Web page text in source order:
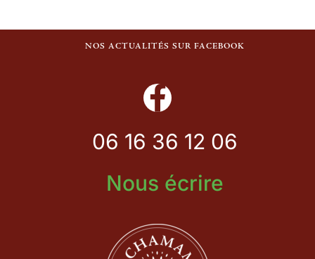
NOS ACTUALITÉS SUR FACEBOOK
06 16 36 12 06
Nous écrire